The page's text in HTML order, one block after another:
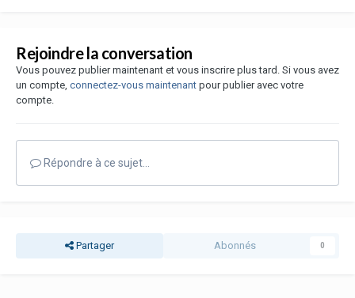
Rejoindre la conversation
Vous pouvez publier maintenant et vous inscrire plus tard. Si vous avez
un compte, connectez-vous maintenant pour publier avec votre
compte.
Répondre à ce sujet…
Partager Abonnés 0